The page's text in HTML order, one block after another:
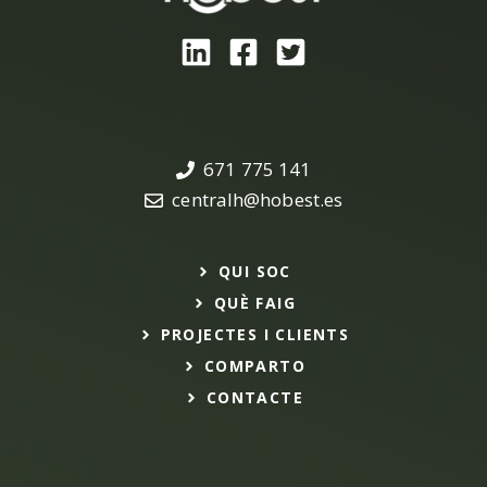
671 775 141
centralh@hobest.es
QUI SOC
QUÈ FAIG
PROJECTES I CLIENTS
COMPARTO
CONTACTE